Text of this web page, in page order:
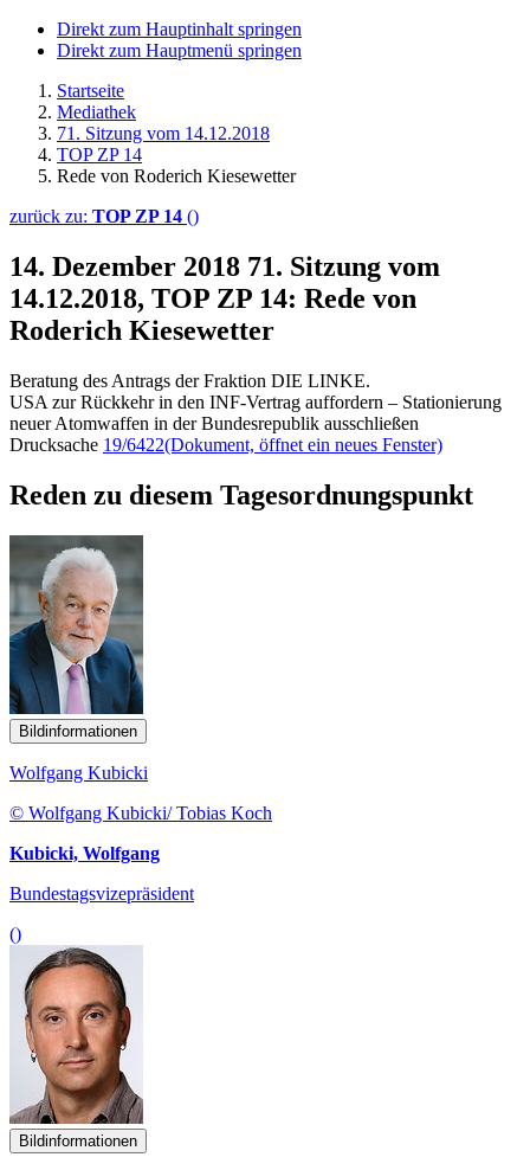
Direkt zum Hauptinhalt springen
Direkt zum Hauptmenü springen
Startseite
Mediathek
71. Sitzung vom 14.12.2018
TOP ZP 14
Rede von Roderich Kiesewetter
zurück zu: TOP ZP 14 ()
14. Dezember 2018 71. Sitzung vom
14.12.2018, TOP ZP 14: Rede von
Roderich Kiesewetter
Beratung des Antrags der Fraktion DIE LINKE.
USA zur Rückkehr in den INF-Vertrag auffordern – Stationierung
neuer Atomwaffen in der Bundesrepublik ausschließen
Drucksache 19/6422(Dokument, öffnet ein neues Fenster)
Reden zu diesem Tagesordnungspunkt
Bildinformationen
Wolfgang Kubicki
© Wolfgang Kubicki/ Tobias Koch
Kubicki, Wolfgang
Bundestagsvizepräsident
()
Bildinformationen